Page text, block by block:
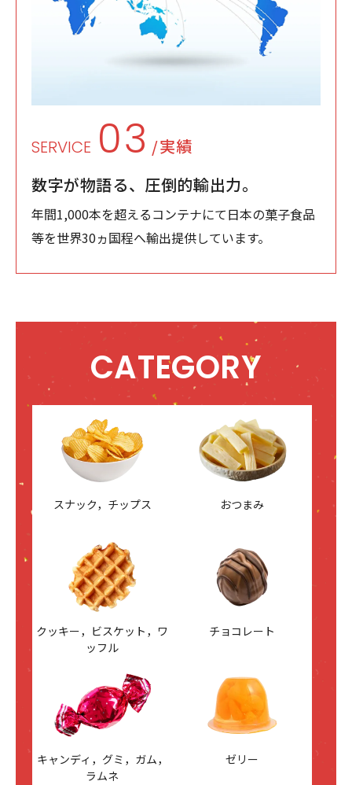
SERVICE 03 /実績
数字が物語る、 圧倒的輸出力。
年間1,000本を超えるコンテナにて日本の菓子食品
等を世界30ヵ国程へ輸出提供しています。
CATEGORY
スナック，チップス おつまみ
クッキー，ビスケット，ワ
ッフル
チョコレート
キャンディ，グミ，ガム，
ラムネ
ゼリー